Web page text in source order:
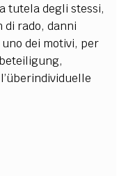
tutela degli stessi,
rado, danni
uno dei motivi, per